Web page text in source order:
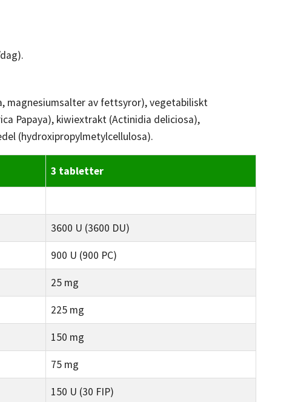
magnesiumsalter av fettsyror), vegetabiliskt
Papaya), kiwiextrakt (Actinidia deliciosa),
(hydroxipropylmetylcellulosa).
3 tabletter
3600 U (3600 DU)
900 U (900 PC)
25 mg
225 mg
150 mg
75 mg
150 U (30 FIP)